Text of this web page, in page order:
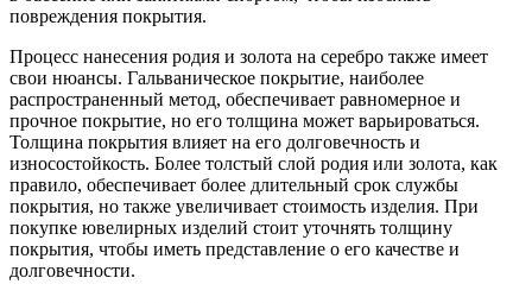
повреждения покрытия.
Процесс нанесения родия и золота на серебро также имеет
свои нюансы. Гальваническое покрытие, наиболее
распространенный метод, обеспечивает равномерное и
прочное покрытие, но его толщина может варьироваться.
Толщина покрытия влияет на его долговечность и
износостойкость. Более толстый слой родия или золота, как
правило, обеспечивает более длительный срок службы
покрытия, но также увеличивает стоимость изделия. При
покупке ювелирных изделий стоит уточнять толщину
покрытия, чтобы иметь представление о его качестве и
долговечности.